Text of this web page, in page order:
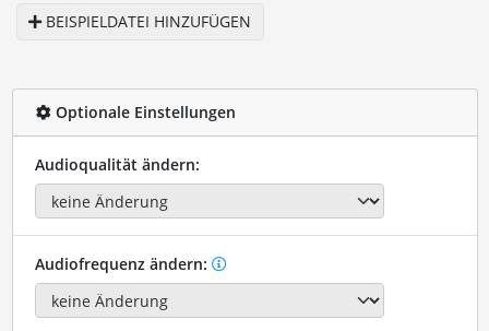
BEISPIELDATEI HINZUFÜGEN
Optionale Einstellungen
Audioqualität ändern:
Audiofrequenz ändern: